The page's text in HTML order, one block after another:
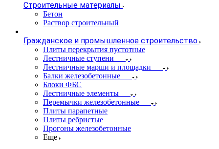
Строительные материалы
Бетон
Раствор строительный
Гражданское и промышленное строительство
Плиты перекрытия пустотные
Лестничные ступени
Лестничные марши и площадки
Балки железобетонные
Блоки ФБС
Лестничные элементы
Перемычки железобетонные
Плиты парапетные
Плиты ребристые
Прогоны железобетонные
Еще